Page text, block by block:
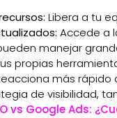
Libera a tu
Accede a
manejar
propias
más rápido
de visibilidad,
vs Google Ads: